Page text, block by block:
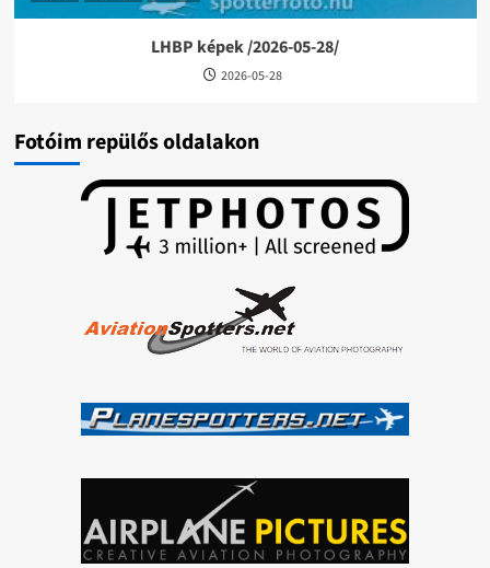
LHBP képek /2026-05-28/
2026-05-28
Fotóim repülős oldalakon